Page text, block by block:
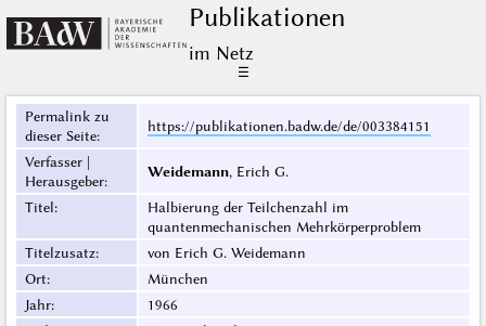
Publikationen
im Netz
☰
Permalink zu
dieser Seite:
https://publikationen.badw.de/de/003384151
Verfasser |
Herausgeber:
Weidemann, Erich G.
Titel:
Halbierung der Teilchenzahl im
quantenmechanischen Mehrkörperproblem
Titelzusatz:
von Erich G. Weidemann
Ort:
München
Jahr:
1966